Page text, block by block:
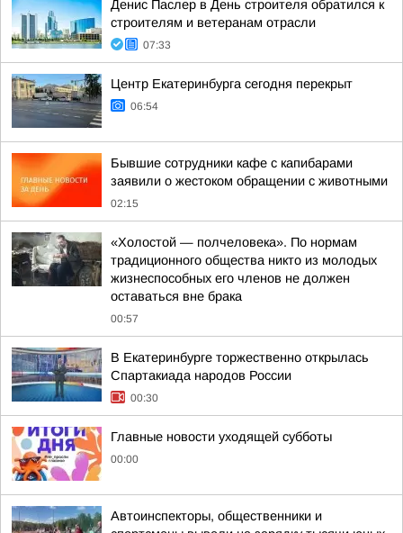
Денис Паслер в День строителя обратился к
строителям и ветеранам отрасли
07:33
Центр Екатеринбурга сегодня перекрыт
06:54
Бывшие сотрудники кафе с капибарами
заявили о жестоком обращении с животными
02:15
«Холостой — полчеловека». По нормам
традиционного общества никто из молодых
жизнеспособных его членов не должен
оставаться вне брака
00:57
В Екатеринбурге торжественно открылась
Спартакиада народов России
00:30
Главные новости уходящей субботы
00:00
Автоинспекторы, общественники и